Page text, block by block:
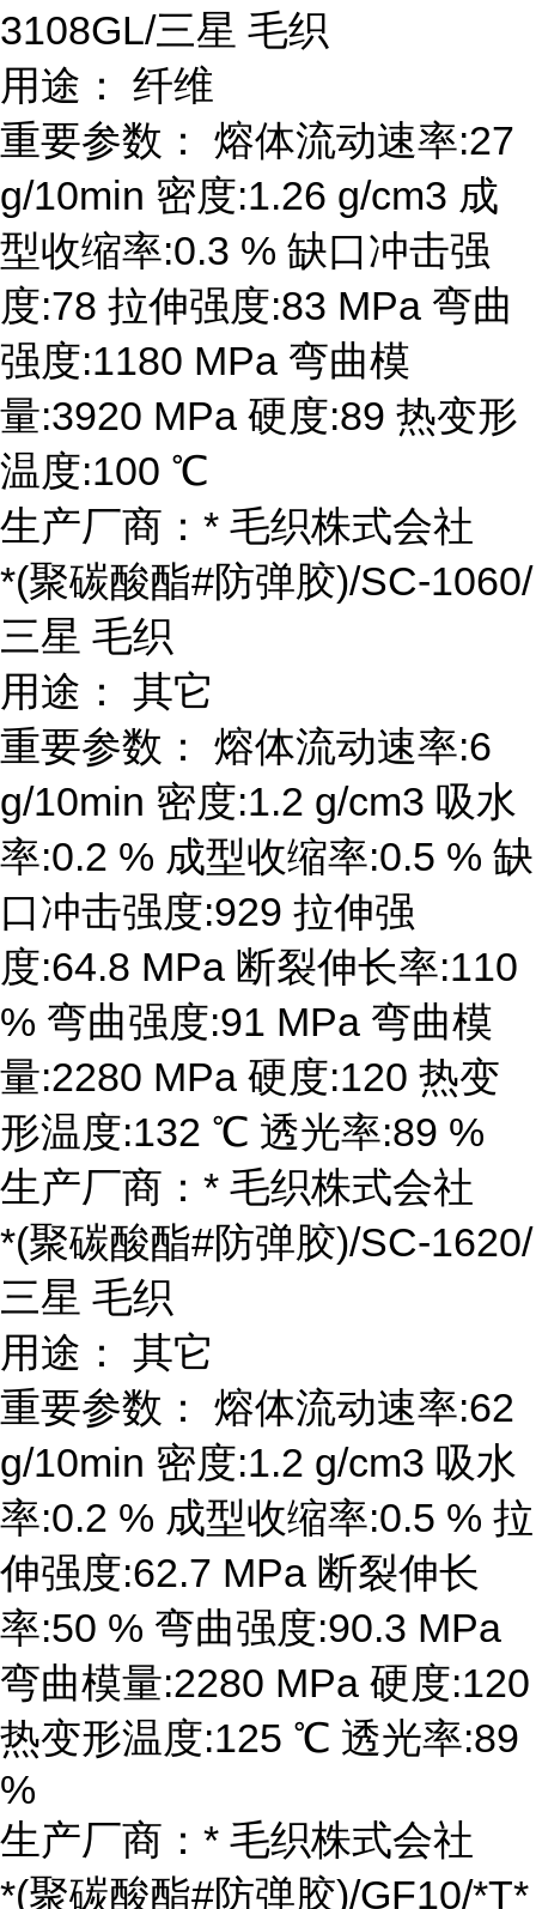
3108GL/三星 毛织
用途： 纤维
重要参数： 熔体流动速率:27
g/10min 密度:1.26 g/cm3 成
型收缩率:0.3 % 缺口冲击强
度:78 拉伸强度:83 MPa 弯曲
强度:1180 MPa 弯曲模
量:3920 MPa 硬度:89 热变形
温度:100 ℃
生产厂商：* 毛织株式会社
*(聚碳酸酯#防弹胶)/SC-1060/
三星 毛织
用途： 其它
重要参数： 熔体流动速率:6
g/10min 密度:1.2 g/cm3 吸水
率:0.2 % 成型收缩率:0.5 % 缺
口冲击强度:929 拉伸强
度:64.8 MPa 断裂伸长率:110
% 弯曲强度:91 MPa 弯曲模
量:2280 MPa 硬度:120 热变
形温度:132 ℃ 透光率:89 %
生产厂商：* 毛织株式会社
*(聚碳酸酯#防弹胶)/SC-1620/
三星 毛织
用途： 其它
重要参数： 熔体流动速率:62
g/10min 密度:1.2 g/cm3 吸水
率:0.2 % 成型收缩率:0.5 % 拉
伸强度:62.7 MPa 断裂伸长
率:50 % 弯曲强度:90.3 MPa
弯曲模量:2280 MPa 硬度:120
热变形温度:125 ℃ 透光率:89
%
生产厂商：* 毛织株式会社
*(聚碳酸酯#防弹胶)/GF10/*T*